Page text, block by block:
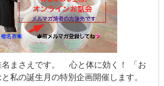
名まさえです。 心と体に効く！ 「お
私の誕生月の特別企画開催します。